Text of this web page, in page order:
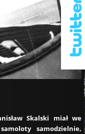
Skalski miał we
samodzielnie,